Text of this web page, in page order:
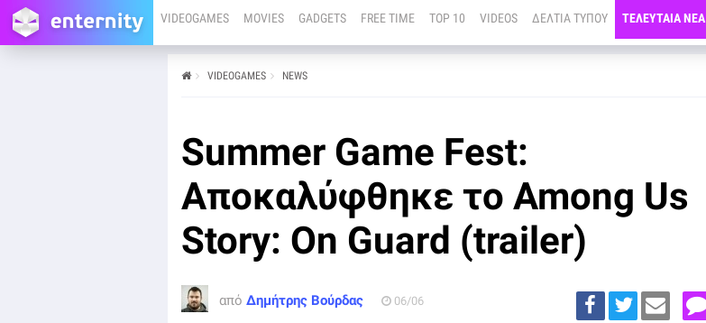
VIDEOGAMES MOVIES GADGETS FREE TIME TOP 10 VIDEOS ΔΕΛΤΙΑ ΤΥΠΟΥ ΤΕΛΕΥΤΑΙΑ ΝΕΑ
VIDEOGAMES NEWS
Summer Game Fest:
Αποκαλύφθηκε το Among Us
Story: On Guard (trailer)
από Δημήτρης Βούρδας 06/06
Δημήτρης Βούρδας
Summer Game Fest έγινε κατά τη διάρκεια των
σύντομων teaser trailer που κατέκλυσαν το σόου.